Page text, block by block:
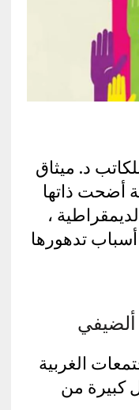
د. ميثاق
أضحت ذاتها
،
أسباب تدهورها
ألضيفي
الغربية
كبيرة من